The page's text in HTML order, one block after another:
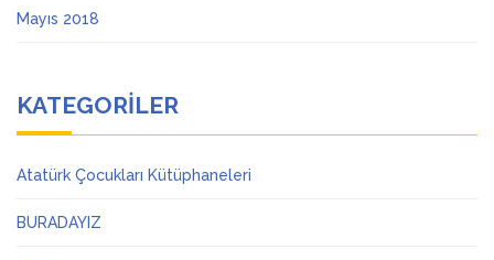
Mayıs 2018
KATEGORILER
Atatürk Çocukları Kütüphaneleri
BURADAYIZ